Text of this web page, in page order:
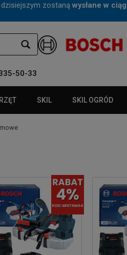
zostaną wysłane w
50-33
SKIL SKIL OGRÓD